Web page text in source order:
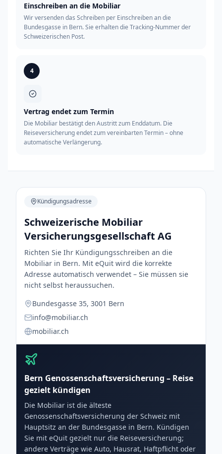
Einschreiben an die Mobiliar
Wir versenden das Schreiben per Einschreiben an die
Bundesgasse in Bern. Sie erhalten die Tracking-Nummer der
Schweizerischen Post.
4
Vertrag endet zum Termin
Die Mobiliar bestätigt den Austritt zum Enddatum. Die
Reiseversicherung endet zum vereinbarten Termin – ohne
automatische Verlängerung.
Kündigungsadresse
Schweizerische Mobiliar
Versicherungsgesellschaft AG
Richten Sie Ihr Kündigungsschreiben an die
Mobiliar in Bern. Mit eQuit wird die korrekte
Adresse automatisch verwendet – Sie müssen sie
nicht selbst heraussuchen.
Bundesgasse 35, 3001 Bern
info@mobiliar.ch
mobiliar.ch
Bern Genossenschaftsversicherung – Reise
gezielt kündigen
Die Mobiliar ist die älteste
Genossenschaftsversicherung der Schweiz mit
Hauptsitz an der Bundesgasse in Bern. Kündigen
Sie mit eQuit gezielt nur die Reiseversicherung;
andere Verträge wie Auto, Hausrat, Haftpflicht oder